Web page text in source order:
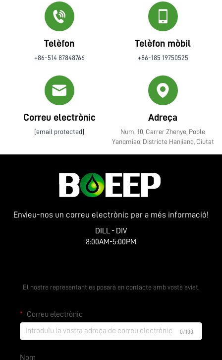
Telèfon
+86-514 87848766
Telèfon mòbil
+86-185 19750525
Correu electrònic
[email protected]
Adreça
Num. 10, Carrer Zhenye, Poble
Yangmiao, Districte Hanjiang, Ciutat
Envieu-nos un correu electrònic per a més informació!
DILL - DIV
8:00AM-5:00PM
El nostre representant es posarà en contacte amb vostè aviat.
Correu electrònic
0/100
Nom